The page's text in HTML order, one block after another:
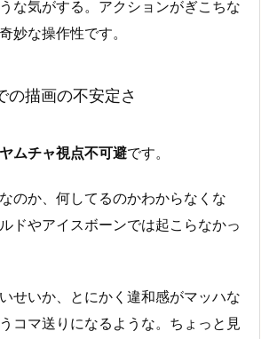
な気がする。アクションがぎこちな
妙な操作性です。
の描画の不安定さ
ヤムチャ視点不可避です。
のか、何してるのかわからなくな
ドやアイスボーンでは起こらなかっ
せいか、とにかく違和感がマッハな
コマ送りになるような。ちょっと見